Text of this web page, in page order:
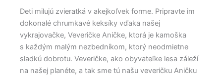
Deti milujú zvieratká v akejkoľvek forme. Pripravte im
dokonalé chrumkavé keksíky vďaka našej
vykrajovačke, Veveričke Aničke, ktorá je kamoška
s každým malým nezbedníkom, ktorý neodmietne
sladkú dobrotu. Veveričke, ako obyvateľke lesa záleží
na našej planéte, a tak sme tú našu veveričku Aničku